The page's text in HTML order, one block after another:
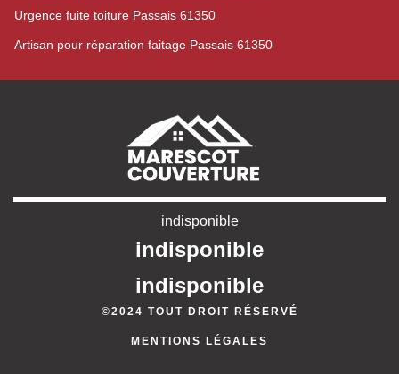
Urgence fuite toiture Passais 61350
Artisan pour réparation faitage Passais 61350
indisponible
indisponible
indisponible
©2024 TOUT DROIT RÉSERVÉ
MENTIONS LÉGALES